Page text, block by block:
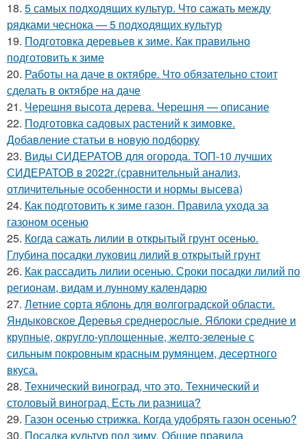
18. 5 самых подходящих культур. Что сажать между
рядками чеснока — 5 подходящих культур
19. Подготовка деревьев к зиме. Как правильно
подготовить к зиме
20. Работы на даче в октябре. Что обязательно стоит
сделать в октябре на даче
21. Черешня высота дерева. Черешня — описание
22. Подготовка садовых растений к зимовке.
Добавление статьи в новую подборку
23. Виды СИДЕРАТОВ для огорода. ТОП-10 лучших
СИДЕРАТОВ в 2022г.(сравнительный анализ,
отличительные особенности и нормы высева)
24. Как подготовить к зиме газон. Правила ухода за
газоном осенью
25. Когда сажать лилии в открытый грунт осенью.
Глубина посадки луковиц лилий в открытый грунт
26. Как рассадить лилии осенью. Сроки посадки лилий по
регионам, видам и лунному календарю
27. Летние сорта яблонь для волгоградской области.
Яндыковское Деревья среднерослые. Яблоки средние и
крупные, округло-уплощенные, желто-зеленые с
сильным покровным красным румянцем, десертного
вкуса.
28. Технический виноград, что это. Технический и
столовый виноград. Есть ли разница?
29. Газон осенью стрижка. Когда удобрять газон осенью?
30. Посадка культур под зиму. Общие правила